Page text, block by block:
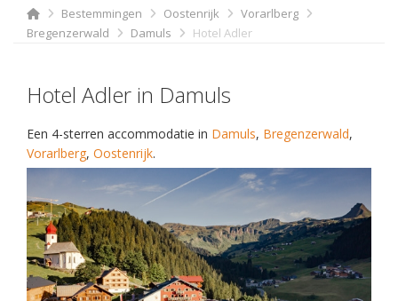
Bestemmingen Oostenrijk
Vorarlberg
Bregenzerwald
Damuls Hotel Adler
Hotel Adler in Damuls
Een 4-sterren accommodatie in Damuls, Bregenzerwald,
Vorarlberg, Oostenrijk.